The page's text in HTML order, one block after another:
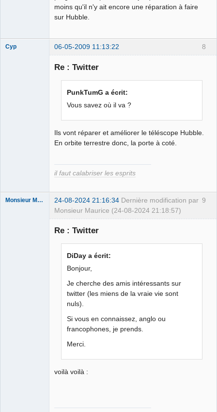
moins qu'il n'y ait encore une réparation à faire
sur Hubble.
8
Cyp 06-05-2009 11:13:22
Re : Twitter
PunkTumG a écrit:
Vous savez où il va ?
Ils vont réparer et améliorer le téléscope Hubble.
En orbite terrestre donc, la porte à coté.
il faut calabriser les esprits
9
Monsieur Maurice 24-08-2024 21:16:34 Dernière modification par
Monsieur Maurice (24-08-2024 21:18:57)
Re : Twitter
DiDay a écrit:
Bonjour,
Je cherche des amis intéressants sur
twitter (les miens de la vraie vie sont
nuls).
Si vous en connaissez, anglo ou
francophones, je prends.
Merci.
voilà voilà :